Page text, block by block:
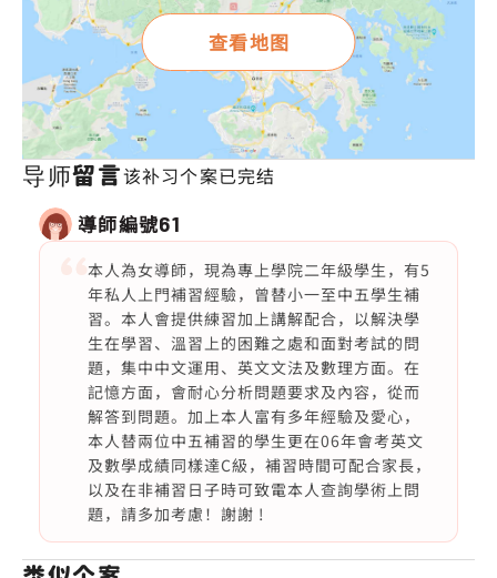
查看地图
导师留言该补习个案已完结
導師編號61
本人為女導師，現為專上學院二年級學生，有5
年私人上門補習經驗，曾替小一至中五學生補
習。本人會提供練習加上講解配合，以解決學
生在學習、溫習上的困難之處和面對考試的問
題，集中中文運用、英文文法及數理方面。在
記憶方面，會耐心分析問題要求及內容，從而
解答到問題。加上本人富有多年經驗及愛心，
本人替兩位中五補習的學生更在06年會考英文
及數學成績同樣達C級，補習時間可配合家長，
以及在非補習日子時可致電本人查詢學術上問
題，請多加考慮！謝謝 !